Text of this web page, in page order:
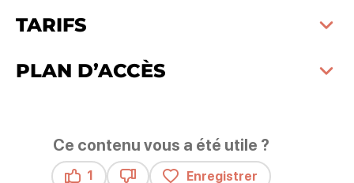
TARIFS
PLAN D’ACCÈS
Ce contenu vous a été utile ?
1
Enregistrer